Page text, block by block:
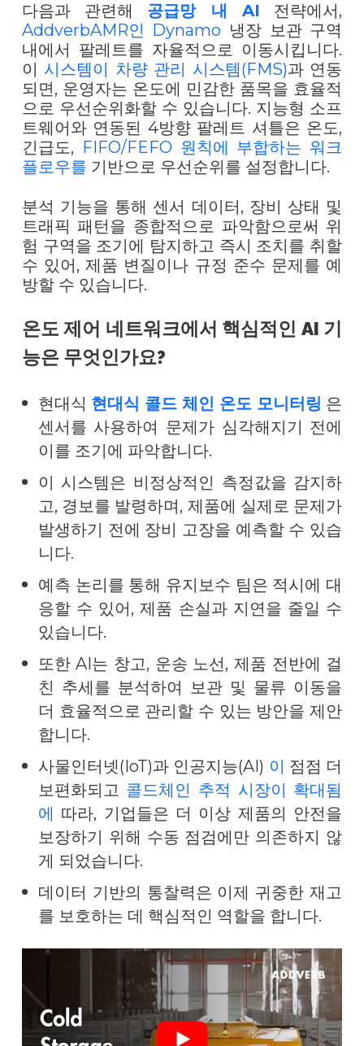
다음과 관련해 공급망 내 AI 전략에서,
AddverbAMR인 Dynamo 냉장 보관 구역
내에서 팔레트를 자율적으로 이동시킵니다.
이 시스템이 차량 관리 시스템(FMS)과 연동
되면, 운영자는 온도에 민감한 품목을 효율적
으로 우선순위화할 수 있습니다. 지능형 소프
트웨어와 연동된 4방향 팔레트 셔틀은 온도,
긴급도, FIFO/FEFO 원칙에 부합하는 워크
플로우를 기반으로 우선순위를 설정합니다.
분석 기능을 통해 센서 데이터, 장비 상태 및
트래픽 패턴을 종합적으로 파악함으로써 위
험 구역을 조기에 탐지하고 즉시 조치를 취할
수 있어, 제품 변질이나 규정 준수 문제를 예
방할 수 있습니다.
온도 제어 네트워크에서 핵심적인 AI 기
능은 무엇인가요?
현대식 현대식 콜드 체인 온도 모니터링 은
센서를 사용하여 문제가 심각해지기 전에
이를 조기에 파악합니다.
이 시스템은 비정상적인 측정값을 감지하
고, 경보를 발령하며, 제품에 실제로 문제가
발생하기 전에 장비 고장을 예측할 수 있습
니다.
예측 논리를 통해 유지보수 팀은 적시에 대
응할 수 있어, 제품 손실과 지연을 줄일 수
있습니다.
또한 AI는 창고, 운송 노선, 제품 전반에 걸
친 추세를 분석하여 보관 및 물류 이동을
더 효율적으로 관리할 수 있는 방안을 제안
합니다.
사물인터넷(IoT)과 인공지능(AI) 이 점점 더
보편화되고 콜드체인 추적 시장이 확대됨
에 따라, 기업들은 더 이상 제품의 안전을
보장하기 위해 수동 점검에만 의존하지 않
게 되었습니다.
데이터 기반의 통찰력은 이제 귀중한 재고
를 보호하는 데 핵심적인 역할을 합니다.